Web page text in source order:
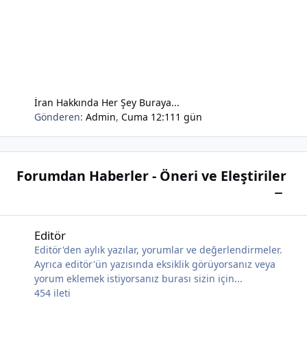
İran Hakkında Her Şey Buraya...
Gönderen:Admin,Cuma 12:11 1 gün
Forumdan Haberler - Öneri ve Eleştiriler
Editör
Editör'den aylık yazılar, yorumlar ve değerlendirmeler.
Ayrıca editör'ün yazısında eksiklik görüyorsanız veya
yorum eklemek istiyorsanız burası sizin için...
454 ileti